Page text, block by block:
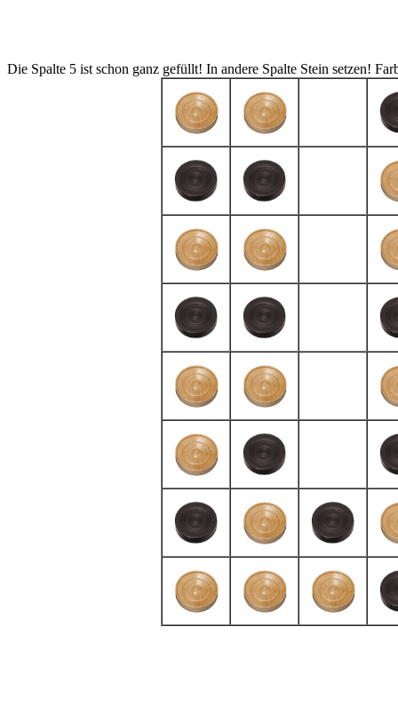
Die Spalte 5 ist schon ganz gefüllt! In andere Spalte Stein setzen!